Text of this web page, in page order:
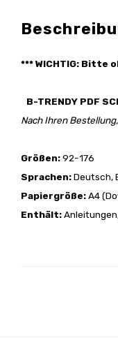
*** WICHTIG: Bitte
B-TRENDY PDF
Nach Ihren
Größen:92-176
Sprachen:Deutsch,
Papiergröße:A4
Enthält: